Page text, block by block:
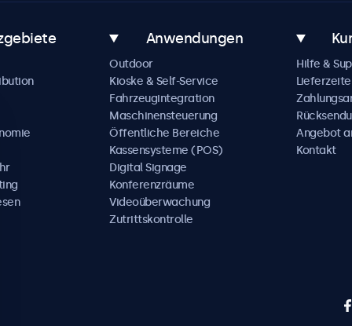
Anwendungen
Outdoor
Kioske & Self-Service
Fahrzeugintegration
Maschinensteuerung
Öffentliche Bereiche
Kassensysteme (POS)
Digital Signage
Konferenzräume
Videoüberwachung
Zutrittskontrolle
Hilfe &
Angebot
Kontakt